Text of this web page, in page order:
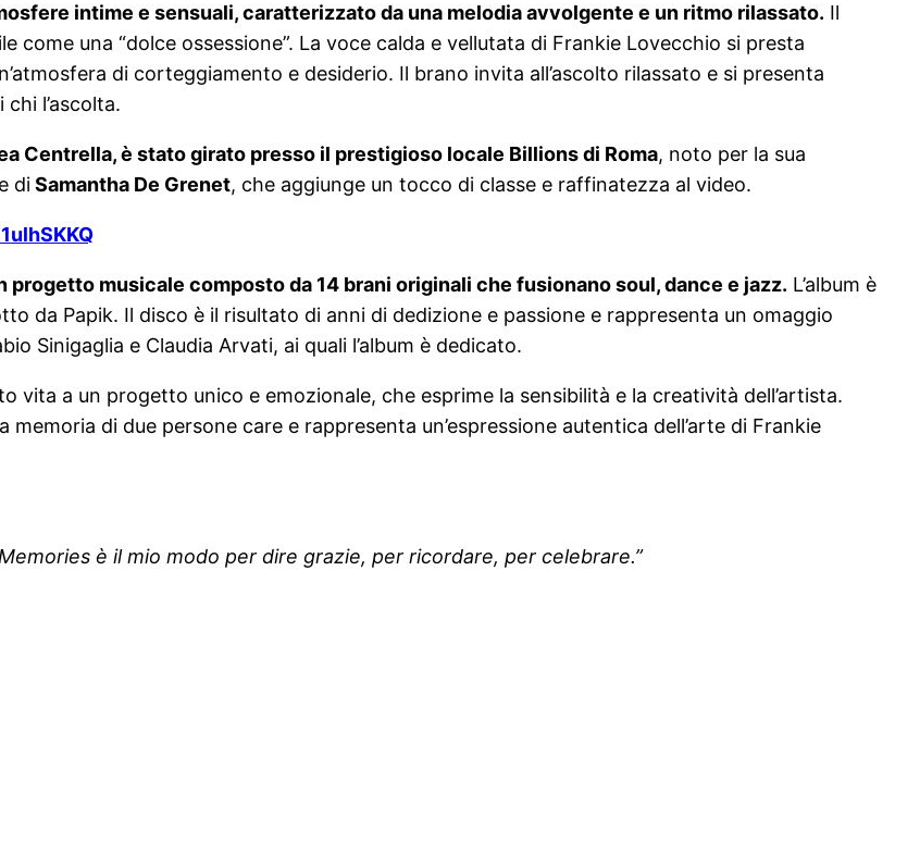
intime e sensuali, caratterizzato da una melodia avvolgente e un ritmo rilassato. Il
una “dolce ossessione”. La voce calda e vellutata di Frankie Lovecchio si presta
di corteggiamento e desiderio. Il brano invita all’ascolto rilassato e si presenta
l’ascolta.
Centrella, è stato girato presso il prestigioso locale Billions di Roma, noto per la sua
diSamantha De Grenet, che aggiunge un tocco di classe e raffinatezza al video.
progetto musicale composto da 14 brani originali che fusionano soul, dance e jazz. L’album è
da Papik. Il disco è il risultato di anni di dedizione e passione e rappresenta un omaggio
Sinigaglia e Claudia Arvati, ai quali l’album è dedicato.
vita a un progetto unico e emozionale, che esprime la sensibilità e la creatività dell’artista.
memoria di due persone care e rappresenta un’espressione autentica dell’arte di Frankie
è il mio modo per dire grazie, per ricordare, per celebrare.”